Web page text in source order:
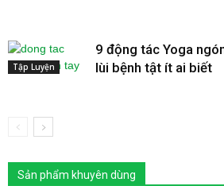
Tập Luyện
9 động tác Yoga
lùi bệnh tật ít ai biết
Sản phẩm khuyên dùng